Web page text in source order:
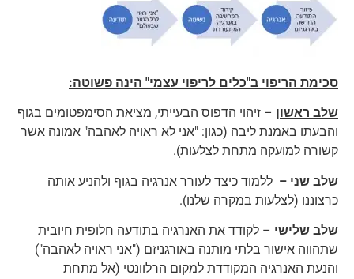
סכימת הריפוי ב"כלים לריפוי עצמי" הינה פשוטה:
שלב ראשון – זיהוי הדפוס הבעייתי, מציאת הסימפטומים בגוף
והבעתו באמנת ליבה (כגון: "אני לא ראויה לאהבה" אמונה אשר
קשורה למועקה מתחת לצלעות).
שלב שני – ללמוד כיצד לעורר אנרגיה בגוף ולהניע אותה
כרצוננו (לצלעות במקרה שלנו).
שלב שלישי – לקודד את האנרגיה בתודעה חלופית חיובית
שתהווה אישור בלתי מותנה באורגניזם ("אני ראויה לאהבה")
והנעת האנרגיה המקודדת למקום הרלוונטי (אל מתחת